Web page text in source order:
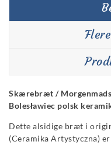
Skærebræt /
Bolesławiec polsk
Dette alsidige bræt i
(Ceramika Artystyczna)